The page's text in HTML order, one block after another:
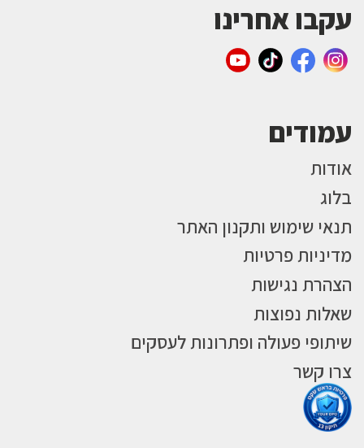
עקבו אחרינו
עמודים
אודות
בלוג
תנאי שימוש ותקנון האתר
מדיניות פרטיות
הצהרת נגישות
שאלות נפוצות
שיתופי פעולה ופתרונות לעסקים
צרו קשר